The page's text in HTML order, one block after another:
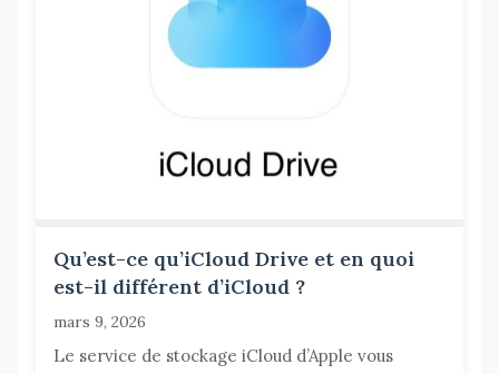
Qu’est-ce qu’iCloud Drive et en quoi
est-il différent d’iCloud ?
mars 9, 2026
Le service de stockage iCloud d’Apple vous